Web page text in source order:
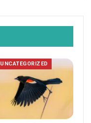
UNCATEGORIZED